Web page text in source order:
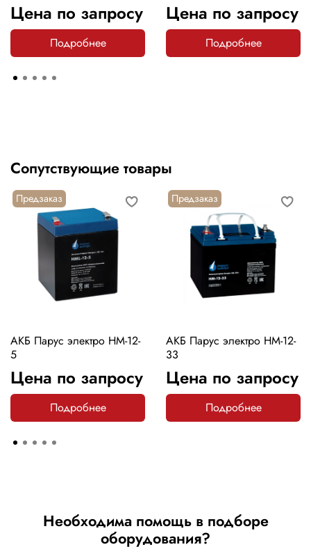
Цена по запросу
Подробнее
Цена по запросу
Подробнее
Сопутствующие товары
Предзаказ
АКБ Парус электро HM-12-
5
Цена по запросу
Подробнее
Предзаказ
АКБ Парус электро HM-12-
33
Цена по запросу
Подробнее
Необходима помощь в подборе
оборудования?